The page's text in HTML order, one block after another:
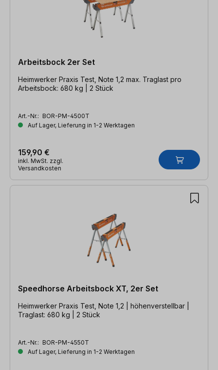
Arbeitsbock 2er Set
Heimwerker Praxis Test, Note 1,2 max. Traglast pro
Arbeitsbock: 680 kg | 2 Stück
Art.-Nr.: BOR-PM-4500T
Auf Lager, Lieferung in 1-2 Werktagen
159,90 €
inkl. MwSt. zzgl.
Versandkosten
Speedhorse Arbeitsbock XT, 2er Set
Heimwerker Praxis Test, Note 1,2 | höhenverstellbar |
Traglast: 680 kg | 2 Stück
Art.-Nr.: BOR-PM-4550T
Auf Lager, Lieferung in 1-2 Werktagen